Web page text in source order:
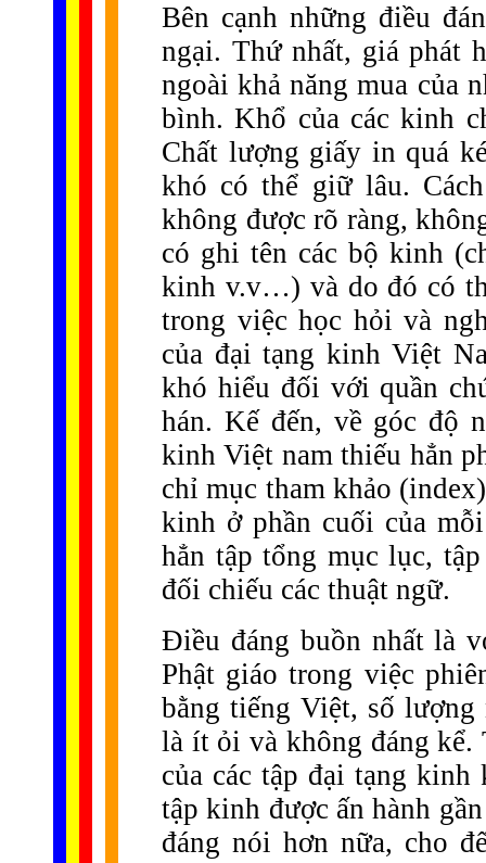
Bên cạnh những điều
ngại. Thứ nhất, giá phát
ngoài khả năng mua của
bình. Khổ của các kinh
Chất lượng giấy in quá
khó có thể giữ lâu.
không được rõ ràng,
có ghi tên các bộ kinh
kinh v.v…) và do đó có
trong việc học hỏi và
của đại tạng kinh Việt
khó hiểu đối với quần
hán. Kế đến, về góc độ
kinh Việt nam thiếu hẳn
chỉ mục tham khảo
kinh ở phần cuối của
hẳn tập tổng mục lục,
đối chiếu các thuật ngữ.
Điều đáng buồn nhất là
Phật giáo trong việc
bằng tiếng Việt, số lượng
là ít ỏi và không đáng kể.
của các tập đại tạng kinh
tập kinh được ấn hành
đáng nói hơn nữa, cho